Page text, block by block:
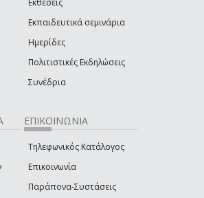
Εκθέσεις
Εκπαιδευτικά σεμινάρια
Ημερίδες
Πολιτιστικές Εκδηλώσεις
Συνέδρια
ΕΠΙΚΟΙΝΩΝΙΑ
Τηλεφωνικός Κατάλογος
Επικοινωνία
Παράπονα-Συστάσεις